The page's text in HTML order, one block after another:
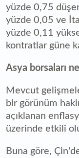
yüzde 0,75
yüzde 0,05 ve
yüzde 0,11
kontratlar güne
Asya borsaları
Mevcut
bir görünüm
açıklanan
üzerinde etkili
Buna göre,